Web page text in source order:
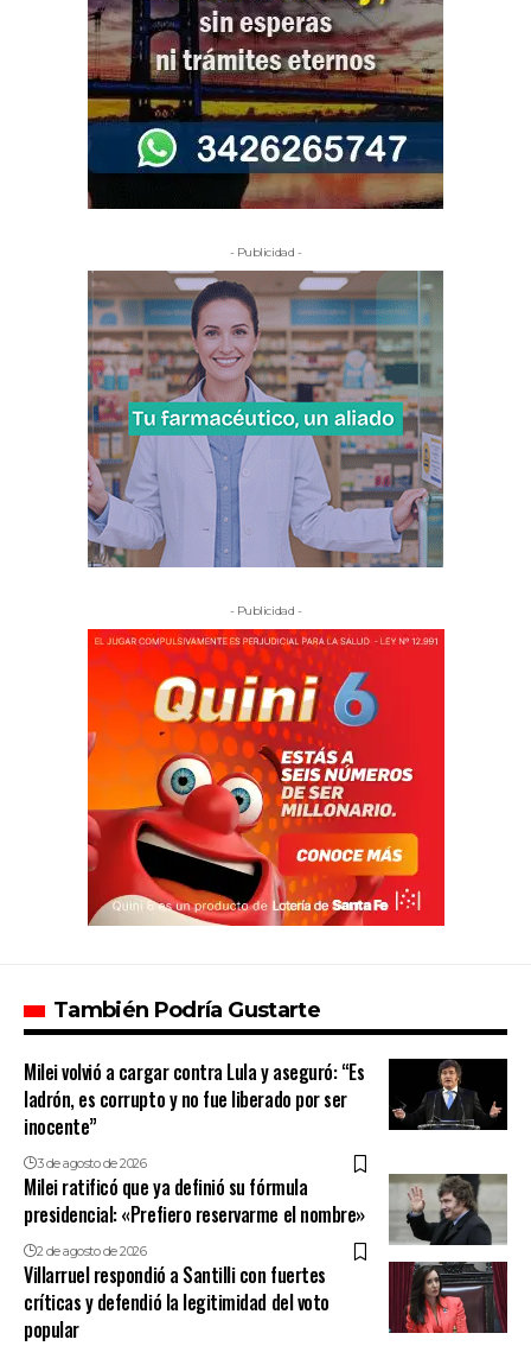
- Publicidad -
- Publicidad -
También Podría Gustarte
Milei volvió a cargar contra Lula y aseguró: “Es
ladrón, es corrupto y no fue liberado por ser
inocente”
3 de agosto de 2026
Milei ratificó que ya definió su fórmula
presidencial: «Prefiero reservarme el nombre»
2 de agosto de 2026
Villarruel respondió a Santilli con fuertes
críticas y defendió la legitimidad del voto
popular